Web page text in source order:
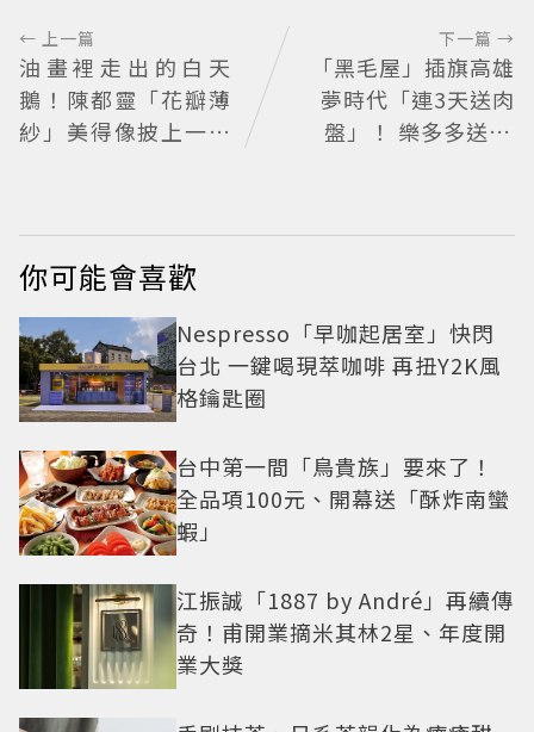
← 上一篇
油畫裡走出的白天
鵝！陳都靈「花瓣薄
紗」美得像披上一層
仙
下一篇 →
「黑毛屋」插旗高雄
夢時代「連3天送肉
盤」！ 樂多多送40
你可能會喜歡
Nespresso「早咖起居室」快閃
台北 一鍵喝現萃咖啡 再扭Y2K風
格鑰匙圈
台中第一間「鳥貴族」要來了！
全品項100元、開幕送「酥炸南蠻
蝦」
江振誠「1887 by André」再續傳
奇！甫開業摘米其林2星、年度開
業大獎